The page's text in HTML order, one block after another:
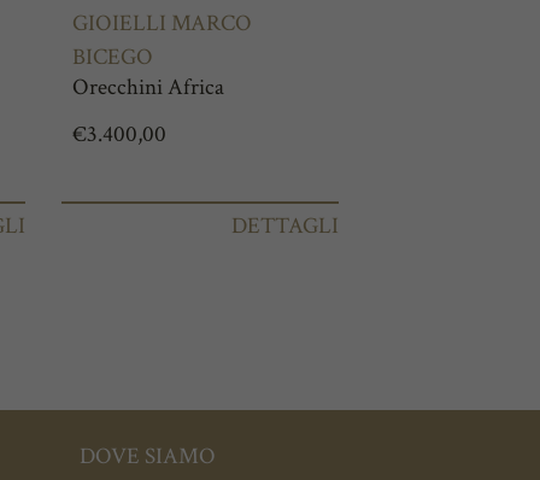
GIOIELLI MARCO
BICEGO
Orecchini Africa
€3.400,00
DETTAGLI
DOVE SIAMO